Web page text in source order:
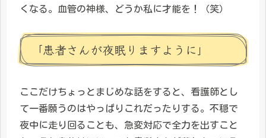
くなる。血管の神様、どうか私に才能を！（笑）
「患者さんが夜眠りますように」
ここだけちょっとまじめな話をすると、看護師とし
て一番願うのはやっぱりこれだったりする。不穏で
夜中に走り回ることも、急変対応で全力を出すこと